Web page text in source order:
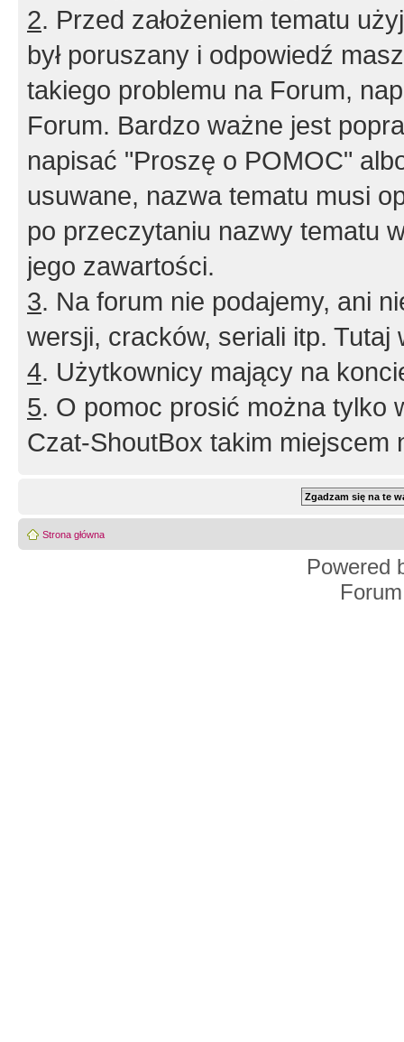
2. Przed założeniem tematu
był poruszany i odpowiedź
takiego problemu na Forum,
Forum. Bardzo ważne jest
napisać "Proszę o POMOC"
usuwane, nazwa tematu musi
po przeczytaniu nazwy tematu
jego zawartości.
3. Na forum nie podajemy, ani
wersji, cracków, seriali itp. Tutaj
4. Użytkownicy mający na
5. O pomoc prosić można tylko
Czat-ShoutBox takim miejscem
Strona główna
Powered